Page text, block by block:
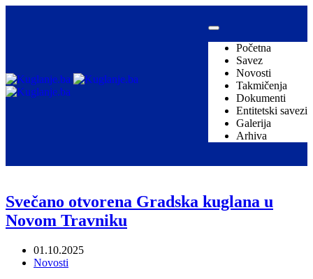
Početna
Savez
Novosti
Takmičenja
Dokumenti
Entitetski savezi
Galerija
Arhiva
Svečano otvorena Gradska kuglana u
Novom Travniku
01.10.2025
Novosti